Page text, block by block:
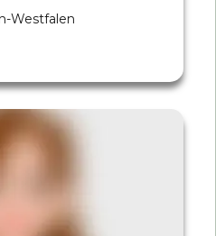
Westfalen